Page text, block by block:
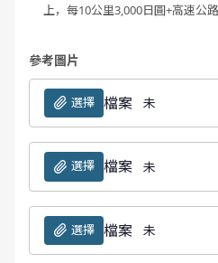
上，每10公里3,000日圓+高速公
參考圖片
選擇 檔案 未
選擇 檔案 未
選擇 檔案 未